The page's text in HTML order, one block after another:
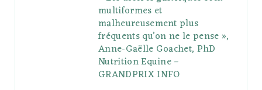
multiformes et
malheureusement plus
fréquents qu’on ne le pense »,
Anne-Gaëlle Goachet, PhD
Nutrition Equine –
GRANDPRIX INFO